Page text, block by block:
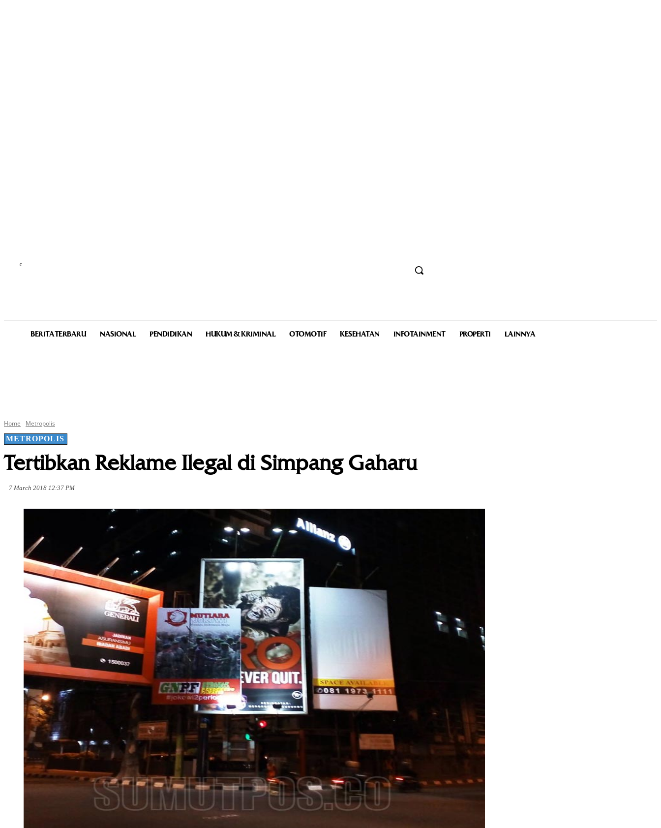
C
BERITA TERBARU NASIONAL PENDIDIKAN HUKUM & KRIMINAL OTOMOTIF KESEHATAN INFOTAINMENT PROPERTI LAINNYA
Home
Metropolis
METROPOLIS
Tertibkan Reklame Ilegal di Simpang Gaharu
7 March 2018 12:37 PM